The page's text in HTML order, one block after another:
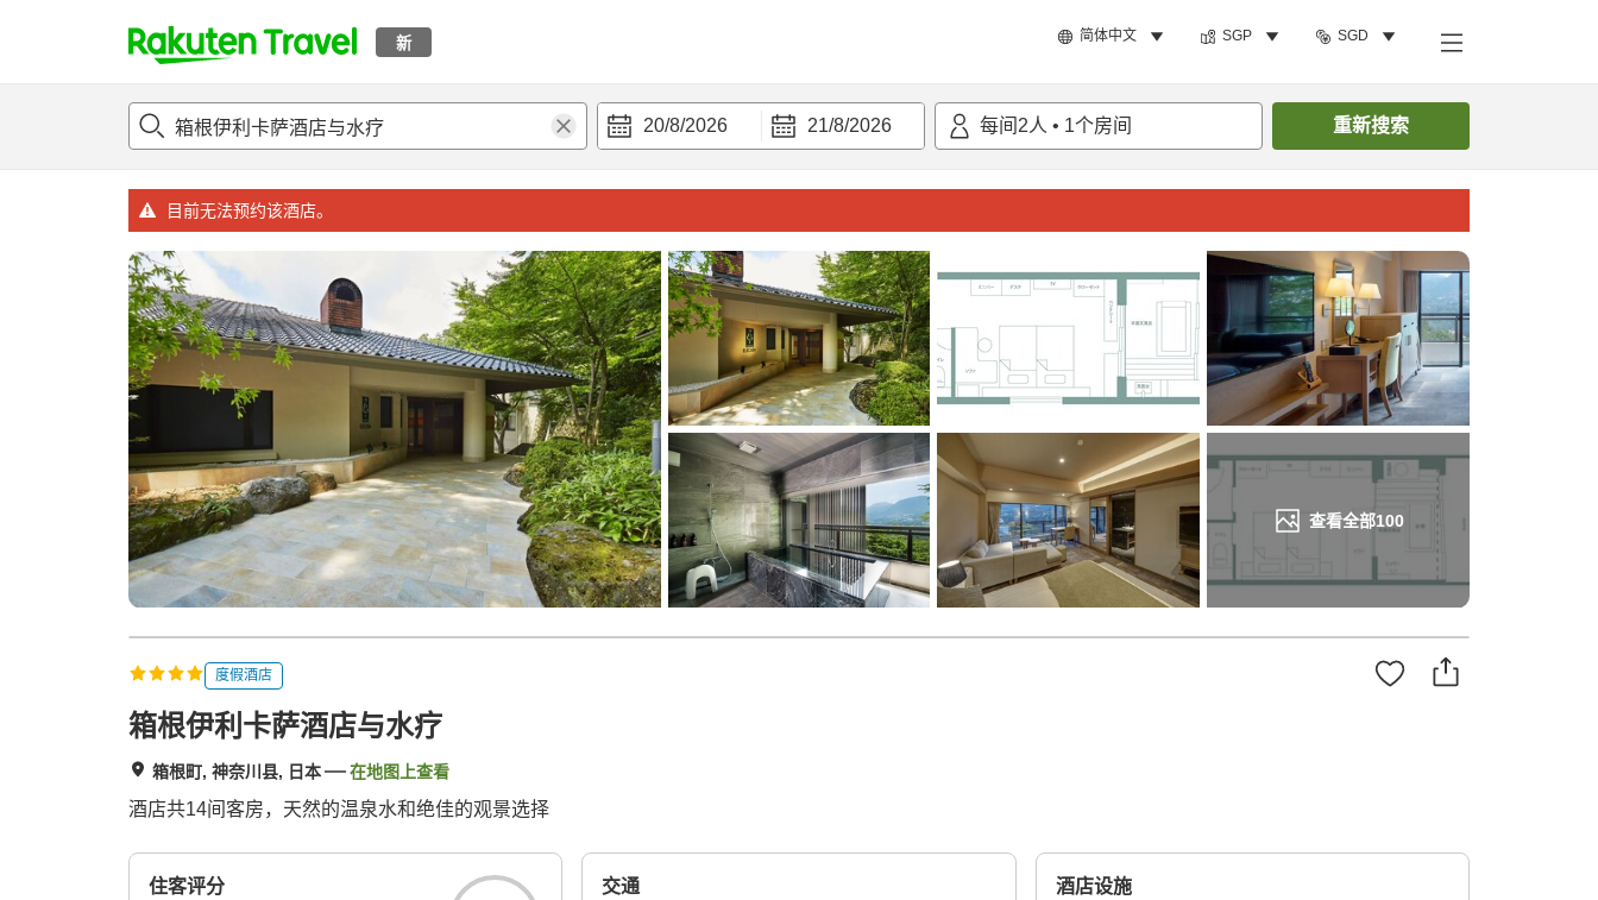
新 简体中文 SGP SGD
t
p
_
s
e
a
r
c
h
20/8/2026 21/8/2026 每间 2人 • 1个房间 重新搜索
目前无法预约该酒店。
查看全部100
概况 客房及住宿套餐评论设施 搜索客房
度假酒店
箱根伊利卡萨酒店与水疗
箱根町, 神奈川县, 日本 在地图上查看
酒店共14间客房，天然的温泉水和绝佳的观景选择
住客评分 交通 酒店设施